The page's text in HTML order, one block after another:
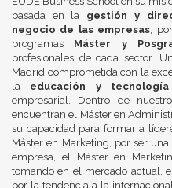
basada en la gestión y
negocio de las empresas ,
programas Máster y
profesionales de cada sector.
Madrid comprometida con la
la educación y tecnología
empresarial. Dentro de
encuentran el Máster en
su capacidad para formar a
Máster en Marketing, por ser
empresa, el Máster en
tomando en el mercado actual,
por la tendencia a la